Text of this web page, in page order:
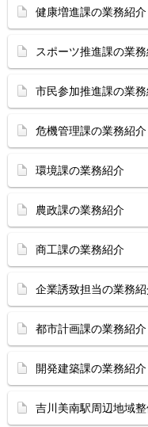
健康増進課の業務紹介
スポーツ推進課の業
市民参加推進課の業
危機管理課の業務紹介
環境課の業務紹介
農政課の業務紹介
商工課の業務紹介
企業誘致担当の業務
都市計画課の業務紹介
開発建築課の業務紹介
吉川美南駅周辺地域